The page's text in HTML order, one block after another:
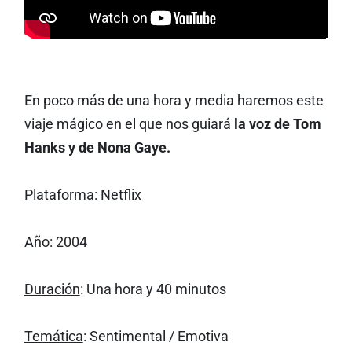
En poco más de una hora y media haremos este
viaje mágico en el que nos guiará la voz de Tom
Hanks y de Nona Gaye.
Plataforma: Netflix
Año: 2004
Duración: Una hora y 40 minutos
Temática: Sentimental / Emotiva